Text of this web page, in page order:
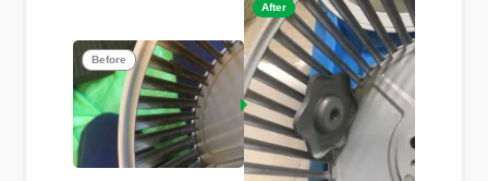
Before
After